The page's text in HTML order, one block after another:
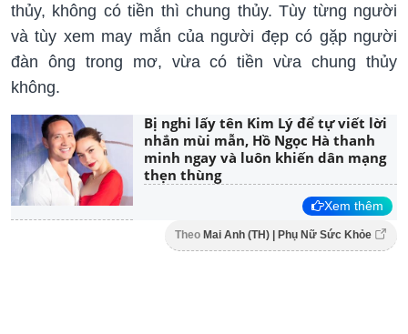
thủy, không có tiền thì chung thủy. Tùy từng người
và tùy xem may mắn của người đẹp có gặp người
đàn ông trong mơ, vừa có tiền vừa chung thủy
không.
Bị nghi lấy tên Kim Lý để tự viết lời
nhắn mùi mẫn, Hồ Ngọc Hà thanh
minh ngay và luôn khiến dân mạng
thẹn thùng
Xem thêm
Theo Mai Anh (TH) | Phụ Nữ Sức Khỏe